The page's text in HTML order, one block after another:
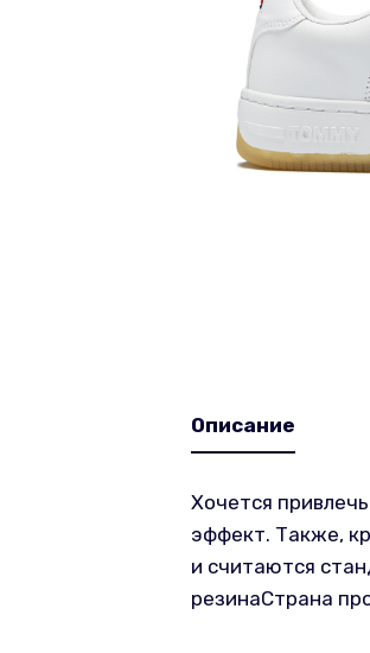
Описание
Хочется
эффект. Также,
и считаются
резинаСтрана